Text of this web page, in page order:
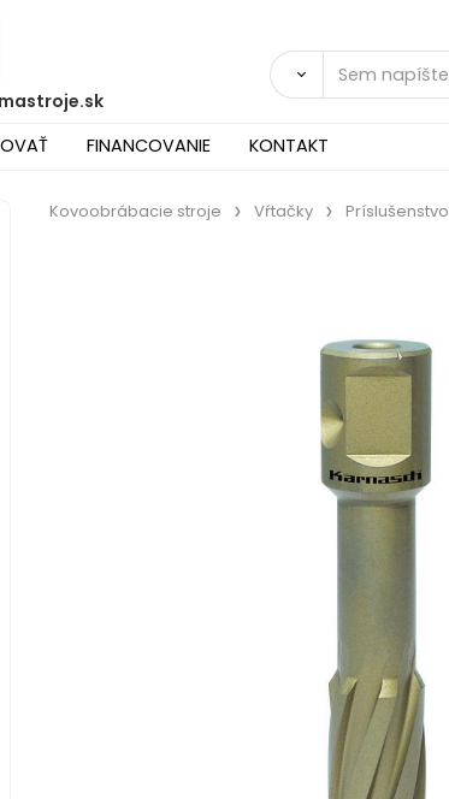
FINANCOVANIE KONTAKT
Kovoobrábacie stroje Vŕtačky Príslušenstvo